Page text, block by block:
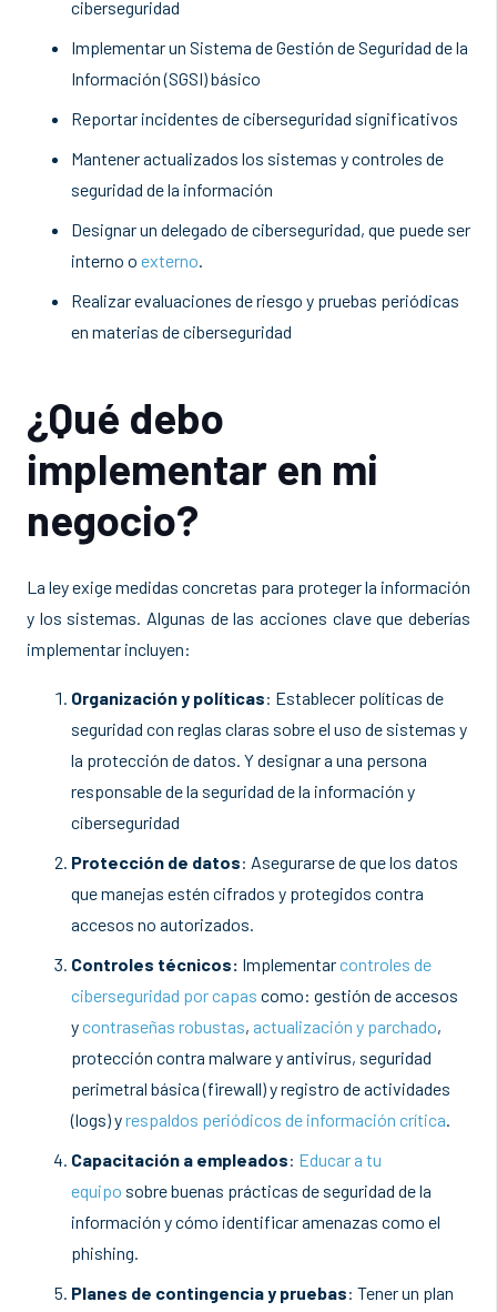
ciberseguridad
Implementar un Sistema de Gestión de Seguridad de la
Información (SGSI) básico
Reportar incidentes de ciberseguridad significativos
Mantener actualizados los sistemas y controles de
seguridad de la información
Designar un delegado de ciberseguridad, que puede ser
interno o externo.
Realizar evaluaciones de riesgo y pruebas periódicas
en materias de ciberseguridad
¿Qué debo
implementar en mi
negocio?
La ley exige medidas concretas para proteger la información
y los sistemas. Algunas de las acciones clave que deberías
implementar incluyen:
Organización y políticas: Establecer políticas de
seguridad con reglas claras sobre el uso de sistemas y
la protección de datos. Y designar a una persona
responsable de la seguridad de la información y
ciberseguridad
Protección de datos: Asegurarse de que los datos
que manejas estén cifrados y protegidos contra
accesos no autorizados.
Controles técnicos: Implementarcontroles de
ciberseguridad por capas como: gestión de accesos
ycontraseñas robustas, actualización y parchado,
protección contra malware y antivirus, seguridad
perimetral básica (firewall) y registro de actividades
(logs) yrespaldos periódicos de información crítica.
Capacitación a empleados: Educar a tu
equipo sobre buenas prácticas de seguridad de la
información y cómo identificar amenazas como el
phishing.
Planes de contingencia y pruebas: Tener un plan